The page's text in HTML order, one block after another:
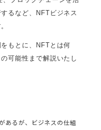
るなど、NFTビジネス
もとに、NFTとは何
可能性まで解説いたし
あるが、ビジネスの仕組